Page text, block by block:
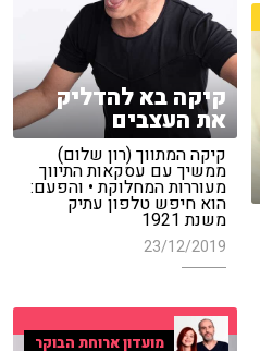
קיקה בא להדליק
את העצבים
קיקה המתווך (רון שלום)
ממשיך עם עסקאות התיווך
מעוררות המחלוקת • והפעם:
הוא חיפש טלפון עתיק
משנת 1921
23/12/2019
מועדון ארוחת הבוקר